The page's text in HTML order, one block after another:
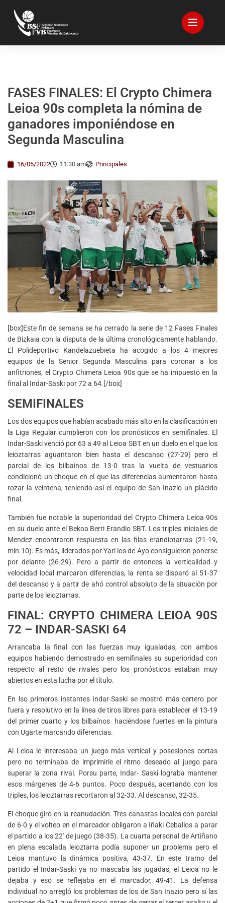
FASES FINALES: El Crypto Chimera
Leioa 90s completa la nómina de
ganadores imponiéndose en
Segunda Masculina
16/05/2022 11:30 am Principales
[box]Este fin de semana se ha cerrado la serie de 12 Fases Finales
de Bizkaia con la disputa de la última cronológicamente hablando.
El Polideportivo Kandelazuebieta ha acogido a los 4 mejores
equipos de la Senior Segunda Masculina para coronar a los
anfitriones, el Crypto Chimera Leioa 90s que se ha impuesto en la
final al Indar-Saski por 72 a 64.[/box]
SEMIFINALES
Los dos equipos que habían acabado más alto en la clasificación en
la Liga Regular cumplieron con los pronósticos en semifinales. El
Indar-Saski venció por 63 a 49 al Leioa SBT en un duelo en el que los
leioztarras aguantaron bien hasta el descanso (27-29) pero el
parcial de los bilbaínos de 13-0 tras la vuelta de vestuarios
condicionó un choque en el que las diferencias aumentaron hasta
rozar la veintena, teniendo así el equipo de San Inazio un plácido
final.
También fue notable la superioridad del Crypto Chimera Leioa 90s
en su duelo ante el Bekoa Berri Erandio SBT. Los triples iniciales de
Mendez encontraron respuesta en las filas erandiotarras (21-19,
min.10). Es más, liderados por Yari los de Ayo consiguieron ponerse
por delante (26-29). Pero a partir de entonces la verticalidad y
velocidad local marcaron diferencias, la renta se disparó al 51-37
del descanso y a partir de ahó control absoluto de la situación por
parte de los leioztarras.
FINAL: CRYPTO CHIMERA LEIOA 90S
72 – INDAR-SASKI 64
Arrancaba la final con las fuerzas muy igualadas, con ambos
equipos habiendo demostrado en semifinales su superioridad con
respecto al resto de rivales pero los pronósticos estaban muy
abiertos en esta lucha por el título.
En lso primeros instantes Indar-Saski se mostró más certero por
fuera y resolutivo en la línea de tiros libres para establecer el 13-19
del primer cuarto y los bilbaínos haciéndose fuertes en la pintura
con Ugarte marcando diferencias.
Al Leioa le interesaba un juego más vertical y posesiones cortas
pero no terminaba de imprimirle el ritmo deseado al juego para
superar la zona rival. Porsu parte, Indar- Saski lograba mantener
esos márgenes de 4-6 puntos. Poco después, acertando con los
triples, los leioztarras recortaron al 32-33. Al descanso, 32-35.
El choque giró en la reanudación. Tres canastas locales con parcial
de 6-0 y el volteo en el marcador obligaron a Iñaki Ceballos a parar
el partido a los 22′ de juego (38-35). La cuarta personal de Artiñano
en plena escalada leioztarra podía suponer un problema pero el
Leioa mantuvo la dinámica positiva, 43-37. En este tramo del
partido el Indar-Saski ya no mascaba las jugadas, el Leioa no le
dejaba y eso se reflejaba en el marcador, 49-41. La defensa
individual no arregló los problemas de los de San Inazio pero sí las